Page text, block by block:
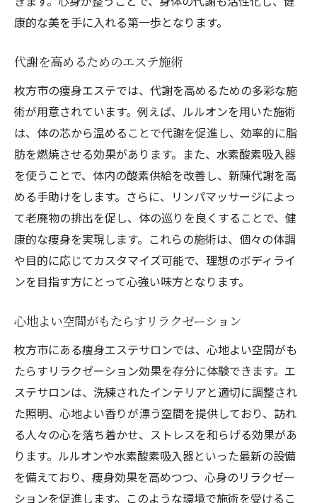
康的な美を手に入れる第一歩となります。
代謝を高めるためのエステ施術
枚方市の痩身エステでは、代謝を高めるための多彩な施
術が用意されています。例えば、ルルオンを用いた施術
は、体の芯から温めることで代謝を促進し、効率的に脂
肪を燃焼させる効果があります。また、水素酸素吸入器
を使うことで、体内の酸素供給を改善し、新陳代謝を高
める手助けをします。さらに、リンパマッサージによっ
て老廃物の排出を促し、体の巡りを良くすることで、健
康的な痩身を実現します。これらの施術は、個々の体調
や目的に応じてカスタマイズ可能で、理想のボディライ
ンを目指す方にとって心強い味方となります。
心地よい空間がもたらすリラクゼーション
枚方市にある痩身エステサロンでは、心地よい空間がも
たらすリラクゼーション効果を存分に体験できます。エ
ステサロンは、洗練されたインテリアと適切に調整され
た照明、心地よい香りが漂う空間を提供しており、訪れ
る人々の心を落ち着かせ、ストレスを和らげる効果があ
ります。ルルオンや水素酸素吸入器といった最新の設備
を備えており、痩身効果を高めつつ、心身のリラクゼー
ションを促進します。このような環境で施術を受けるこ